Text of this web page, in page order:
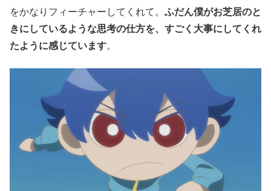
をかなりフィーチャーしてくれて。 ふだん僕がお芝居のと
きにしているような思考の仕方を、すごく大事にしてくれ
たように感じています。